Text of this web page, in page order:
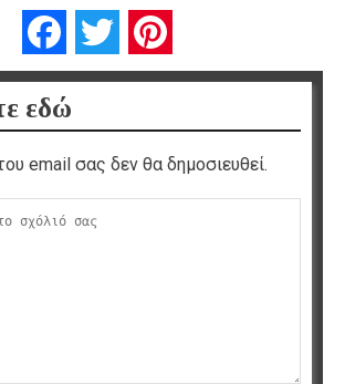
FacebookTwitter
εδώ
email σας δεν θα δημοσιευθεί.